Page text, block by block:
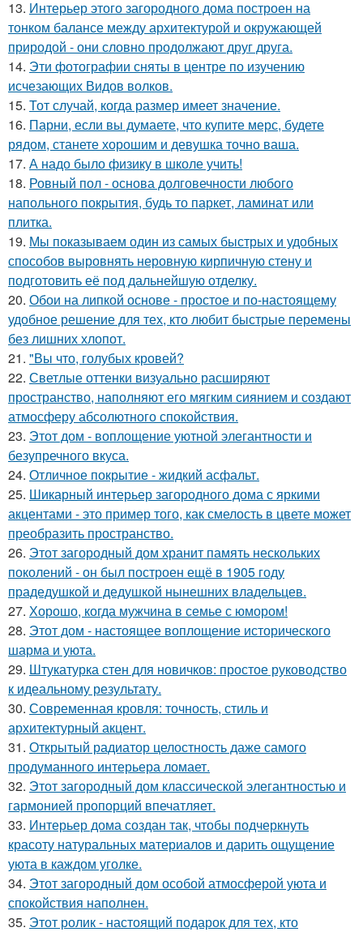
13. Интерьер этого загородного дома построен на
тонком балансе между архитектурой и окружающей
природой - они словно продолжают друг друга.
14. Эти фотографии сняты в центре по изучению
исчезающих Видов волков.
15. Тот случай, когда размер имеет значение.
16. Парни, если вы думаете, что купите мерс, будете
рядом, станете хорошим и девушка точно ваша.
17. А надо было физику в школе учить!
18. Ровный пол - основа долговечности любого
напольного покрытия, будь то паркет, ламинат или
плитка.
19. Мы показываем один из самых быстрых и удобных
способов выровнять неровную кирпичную стену и
подготовить её под дальнейшую отделку.
20. Обои на липкой основе - простое и по-настоящему
удобное решение для тех, кто любит быстрые перемены
без лишних хлопот.
21. "Вы что, голубых кровей?
22. Светлые оттенки визуально расширяют
пространство, наполняют его мягким сиянием и создают
атмосферу абсолютного спокойствия.
23. Этот дом - воплощение уютной элегантности и
безупречного вкуса.
24. Отличное покрытие - жидкий асфальт.
25. Шикарный интерьер загородного дома с яркими
акцентами - это пример того, как смелость в цвете может
преобразить пространство.
26. Этот загородный дом хранит память нескольких
поколений - он был построен ещё в 1905 году
прадедушкой и дедушкой нынешних владельцев.
27. Хорошо, когда мужчина в семье с юмором!
28. Этот дом - настоящее воплощение исторического
шарма и уюта.
29. Штукатурка стен для новичков: простое руководство
к идеальному результату.
30. Современная кровля: точность, стиль и
архитектурный акцент.
31. Открытый радиатор целостность даже самого
продуманного интерьера ломает.
32. Этот загородный дом классической элегантностью и
гармонией пропорций впечатляет.
33. Интерьер дома создан так, чтобы подчеркнуть
красоту натуральных материалов и дарить ощущение
уюта в каждом уголке.
34. Этот загородный дом особой атмосферой уюта и
спокойствия наполнен.
35. Этот ролик - настоящий подарок для тех, кто